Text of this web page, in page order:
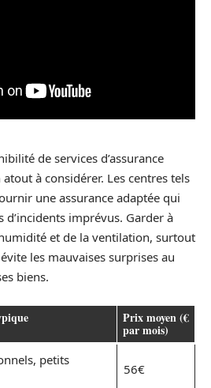
de services d’assurance
à considérer. Les centres tels
une assurance adaptée qui
d’incidents imprévus. Garder à
et de la ventilation, surtout
les mauvaises surprises au
biens.
Prix moyen (€
par mois)
petits
56€